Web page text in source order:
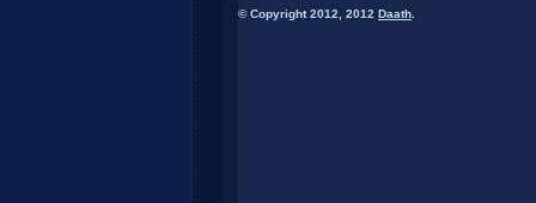
© Copyright 2012, 2012 Daath